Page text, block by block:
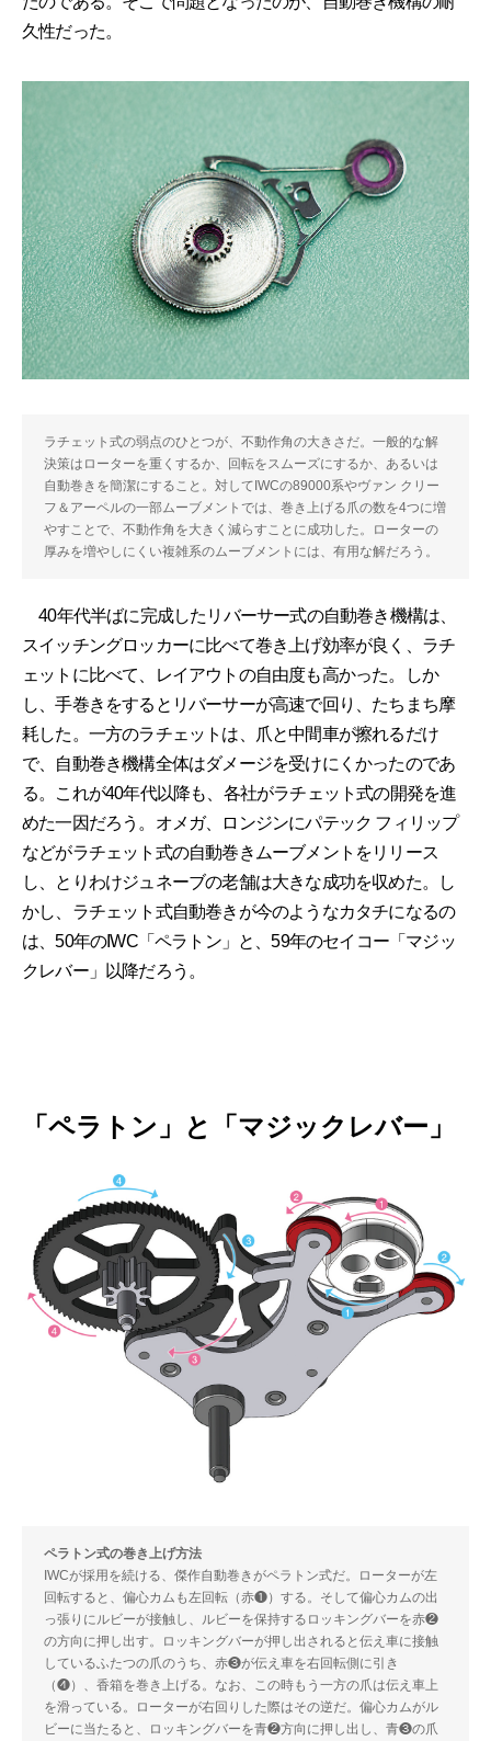
久性だった。
ラチェット式の弱点のひとつが、不動作角の大きさだ。一般的な解
決策はローターを重くするか、回転をスムーズにするか、あるいは
自動巻きを簡潔にすること。対してIWCの89000系やヴァン クリー
フ＆アーペルの一部ムーブメントでは、巻き上げる爪の数を4つに増
やすことで、不動作角を大きく減らすことに成功した。ローターの
厚みを増やしにくい複雑系のムーブメントには、有用な解だろう。
40年代半ばに完成したリバーサー式の自動巻き機構は、
スイッチングロッカーに比べて巻き上げ効率が良く、ラチ
ェットに比べて、レイアウトの自由度も高かった。しか
し、手巻きをするとリバーサーが高速で回り、たちまち摩
耗した。一方のラチェットは、爪と中間車が擦れるだけ
で、自動巻き機構全体はダメージを受けにくかったのであ
る。これが40年代以降も、各社がラチェット式の開発を進
めた一因だろう。オメガ、ロンジンにパテック フィリップ
などがラチェット式の自動巻きムーブメントをリリース
し、とりわけジュネーブの老舗は大きな成功を収めた。し
かし、ラチェット式自動巻きが今のようなカタチになるの
は、50年のIWC「ペラトン」と、59年のセイコー「マジッ
クレバー」以降だろう。
「ペラトン」と「マジックレバー」
ペラトン式の巻き上げ方法
IWCが採用を続ける、傑作自動巻きがペラトン式だ。ローターが左
回転すると、偏心カムも左回転（赤❶）する。そして偏心カムの出
っ張りにルビーが接触し、ルビーを保持するロッキングバーを赤❷
の方向に押し出す。ロッキングバーが押し出されると伝え車に接触
しているふたつの爪のうち、赤❸が伝え車を右回転側に引き
（❹）、香箱を巻き上げる。なお、この時もう一方の爪は伝え車上
を滑っている。ローターが右回りした際はその逆だ。偏心カムがル
ビーに当たると、ロッキングバーを青❷方向に押し出し、青❸の爪